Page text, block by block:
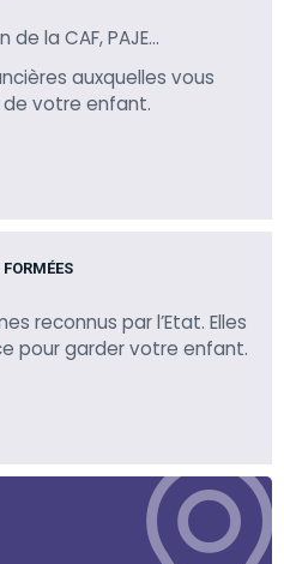
la CAF, PAJE…
auxquelles vous
votre enfant.
reconnus par l’Etat. Elles
pour garder votre enfant.